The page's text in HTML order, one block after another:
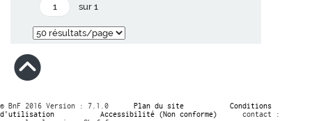
sur 1
© BnF 2016 Version : 7.1.0 Plan du site
Conditions
d’utilisation
Accessibilité (Non conforme)
contact :